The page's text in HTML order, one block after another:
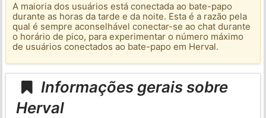
A maioria dos usuários está conectada ao bate-papo
durante as horas da tarde e da noite. Esta é a razão pela
qual é sempre aconselhável conectar-se ao chat durante
o horário de pico, para experimentar o número máximo
de usuários conectados ao bate-papo em Herval.
Informações gerais sobre
Herval